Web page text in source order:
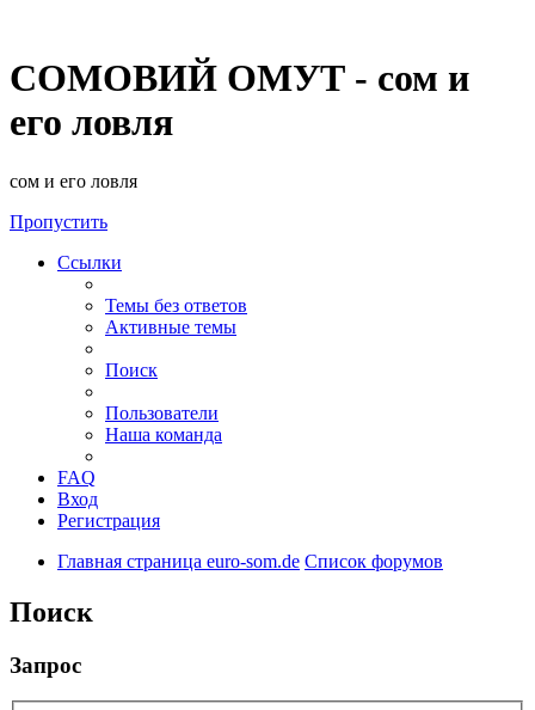
СОМОВИЙ ОМУТ - сом и
его ловля
сом и его ловля
Пропустить
Ссылки
Темы без ответов
Активные темы
Поиск
Пользователи
Наша команда
FAQ
Вход
Регистрация
Главная страница euro-som.de Список форумов
Поиск
Запрос